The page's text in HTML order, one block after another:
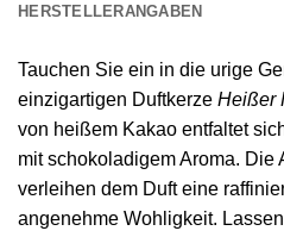
HERSTELLERANGABEN
Tauchen Sie ein in die urige
einzigartigen Duftkerze Heißer
von heißem Kakao entfaltet
mit schokoladigem Aroma. Die
verleihen dem Duft eine
angenehme Wohligkeit.